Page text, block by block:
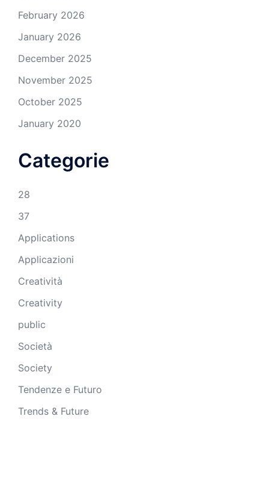
February 2026
January 2026
December 2025
November 2025
October 2025
January 2020
Categorie
28
37
Applications
Applicazioni
Creatività
Creativity
public
Società
Society
Tendenze e Futuro
Trends & Future